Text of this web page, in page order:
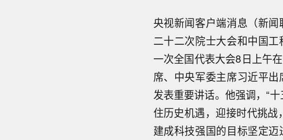
央视新闻客户端消息（新
二十二次院士大会和中国
一次全国代表大会8日上午
席、中央军委主席习近平
发表重要讲话。他强调，“
住历史机遇，迎接时代挑
建成科技强国的目标坚定